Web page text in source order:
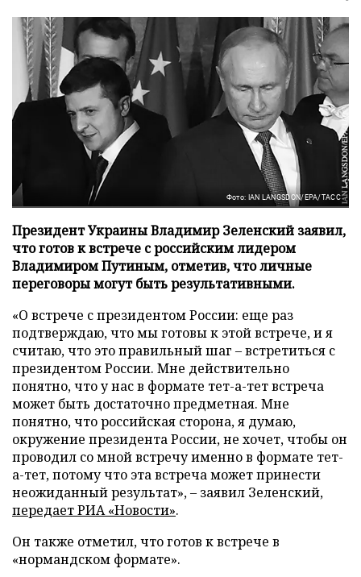
Фото: IAN LANGSDON/EPA/ТАСС
Президент Украины Владимир Зеленский заявил,
что готов к встрече с российским лидером
Владимиром Путиным, отметив, что личные
переговоры могут быть результативными.
«О встрече с президентом России: еще раз
подтверждаю, что мы готовы к этой встрече, и я
считаю, что это правильный шаг – встретиться с
президентом России. Мне действительно
понятно, что у нас в формате тет-а-тет встреча
может быть достаточно предметная. Мне
понятно, что российская сторона, я думаю,
окружение президента России, не хочет, чтобы он
проводил со мной встречу именно в формате тет-
а-тет, потому что эта встреча может принести
неожиданный результат», – заявил Зеленский,
передаетРИА «Новости».
Он также отметил, что готов к встрече в
«нормандском формате».